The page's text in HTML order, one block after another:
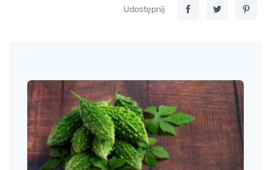
Udostępnij